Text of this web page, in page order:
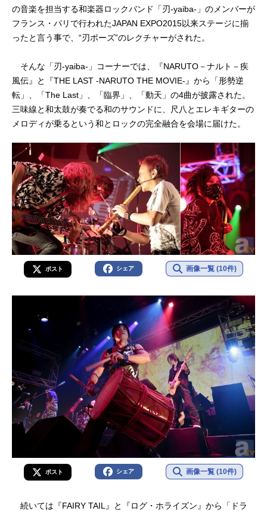
の音楽を担当する和楽器ロックバンド「刃-yaiba-」のメンバーが
フランス・パリで行われたJAPAN EXPO2015以来ステージに揃
ったと言う事で、“刃ポーズ”のレクチャーがされた。
そんな「刃-yaiba-」コーナーでは、『NARUTO－ナルト－疾
風伝』と『THE LAST -NARUTO THE MOVIE-』から「形勢逆
転」、「The Last」、「臨界」、「動天」の4曲が披露された。
三味線と和太鼓が奏でる和のサウンドに、尺八とエレキギターの
メロディが乗るという和とロックの完全融合を会場に届けた。
ポスト シェア 画像一覧 (10件)
ポスト シェア 画像一覧 (10件)
続いては『FAIRY TAIL』と『ログ・ホライズン』から「ドラ